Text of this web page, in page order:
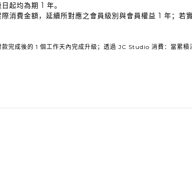
起均為期 1 年。
消費金額，延續所對應之會員級別與會員權益 1 年；若
完成後的 1 個工作天內完成升級；透過 JC Studio 消費：當累